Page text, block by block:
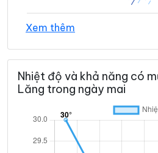
06:00 27°
07:00 27°/32°
08:00 28°/32°
Xem thêm
Nhiệt độ và khả năng có
Lăng trong ngày mai